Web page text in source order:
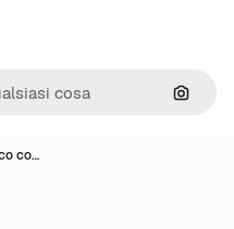
Cerca
co…